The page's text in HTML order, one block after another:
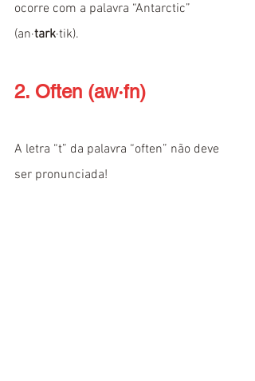
ocorre com a palavra “Antarctic”
(an·tark·tik).
2. Often (aw·fn)
A letra “t” da palavra “often” não deve
ser pronunciada!